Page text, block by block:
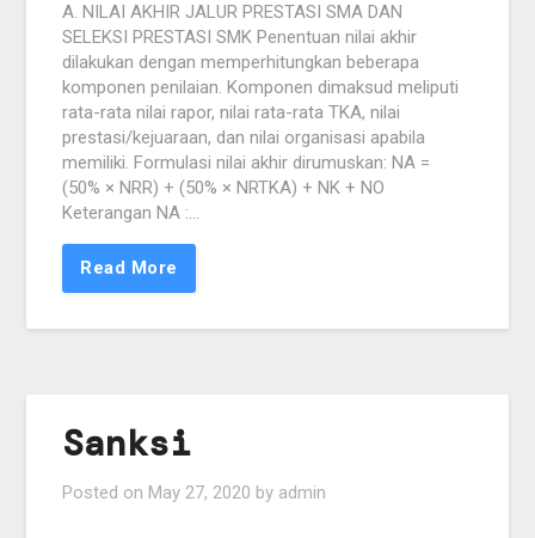
A. NILAI AKHIR JALUR PRESTASI SMA DAN
SELEKSI PRESTASI SMK Penentuan nilai akhir
dilakukan dengan memperhitungkan beberapa
komponen penilaian. Komponen dimaksud meliputi
rata-rata nilai rapor, nilai rata-rata TKA, nilai
prestasi/kejuaraan, dan nilai organisasi apabila
memiliki. Formulasi nilai akhir dirumuskan: NA =
(50% × NRR) + (50% × NRTKA) + NK + NO
Keterangan NA :…
Read More
Sanksi
Posted on May 27, 2020 by admin